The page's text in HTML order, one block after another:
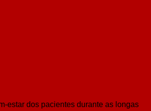
estar dos pacientes durante as longas